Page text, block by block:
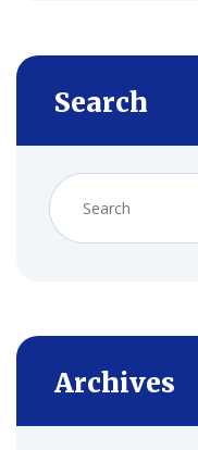
Search
Archives